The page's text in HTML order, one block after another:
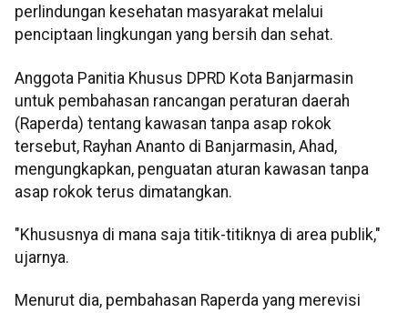
perlindungan kesehatan masyarakat melalui
penciptaan lingkungan yang bersih dan sehat.
Anggota Panitia Khusus DPRD Kota Banjarmasin
untuk pembahasan rancangan peraturan daerah
(Raperda) tentang kawasan tanpa asap rokok
tersebut, Rayhan Ananto di Banjarmasin, Ahad,
mengungkapkan, penguatan aturan kawasan tanpa
asap rokok terus dimatangkan.
"Khususnya di mana saja titik-titiknya di area publik,"
ujarnya.
Menurut dia, pembahasan Raperda yang merevisi